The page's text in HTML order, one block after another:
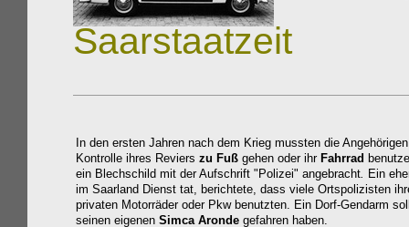
Saarstaatzeit
In den ersten Jahren nach dem Krieg mussten die
Kontrolle ihres Reviers zu Fuß gehen oder ihrFahrrad
ein Blechschild mit der Aufschrift "Polizei" angebracht. Ein
im Saarland Dienst tat, berichtete, dass viele Ortspolizisten
privaten Motorräder oder Pkw benutzten. Ein Dorf-Gendarm
seinen eigenen Simca Aronde gefahren haben.